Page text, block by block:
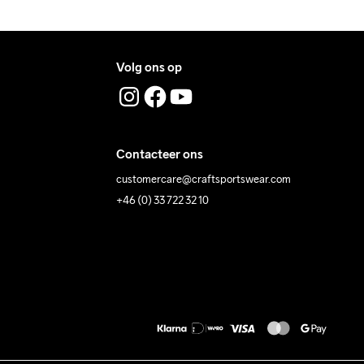
Volg ons op
Contacteer ons
customercare@craftsportswear.com
+46 (0) 33 722 32 10